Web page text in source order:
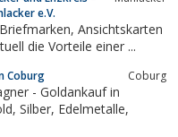
e.V.
Ansichtskarten
die Vorteile einer ...
Coburg Coburg
- Goldankauf in